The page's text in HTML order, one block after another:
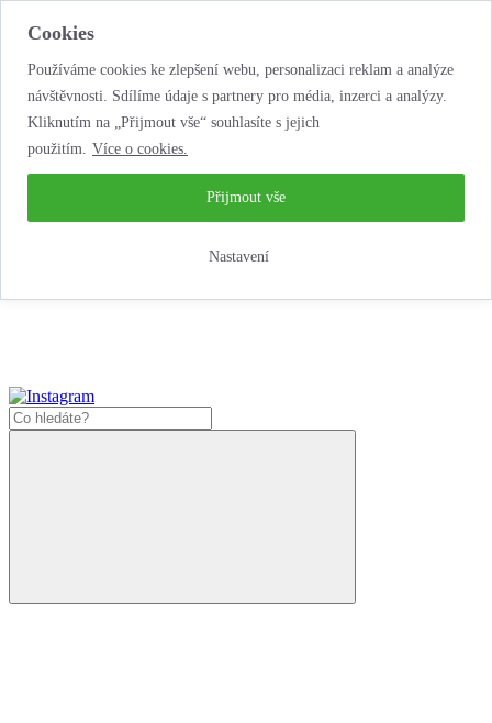
Cookies
Používáme cookies ke zlepšení webu, personalizaci reklam a analýze
návštěvnosti. Sdílíme údaje s partnery pro média, inzerci a analýzy.
Kliknutím na „Přijmout vše“ souhlasíte s jejich
použitím. Více o cookies.
Nastavení
Přijmout vše
...neobyčejná jízda životem!